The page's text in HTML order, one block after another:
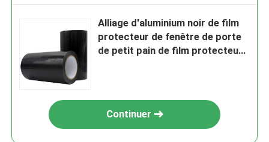
Alliage d'aluminium noir de film
protecteur de fenêtre de porte
de petit pain de film protecteur
Continuer